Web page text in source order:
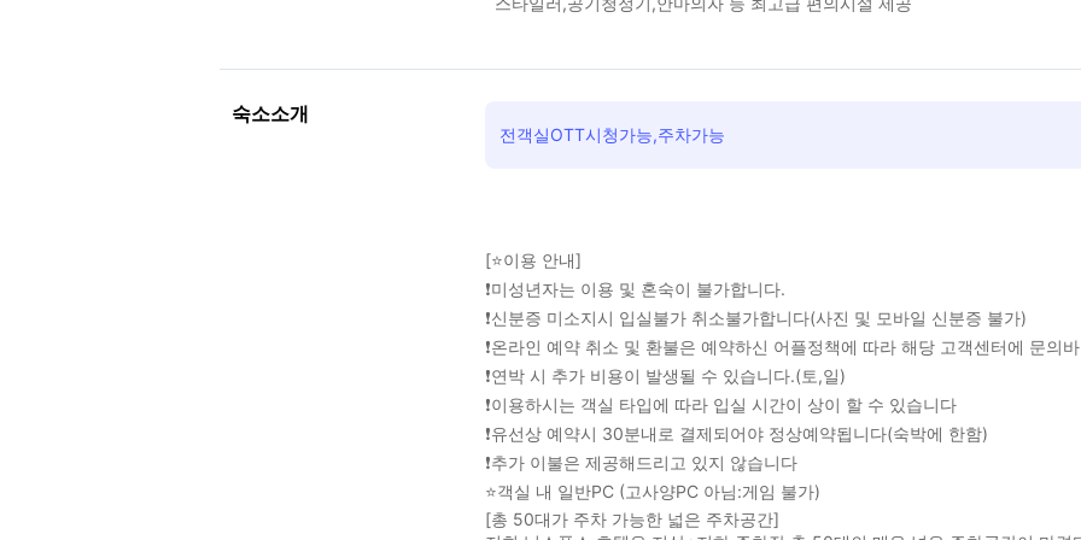
숙소소개
전객실OTT시청가능,주차가능
[⭐이용 안내]
❗️미성년자는 이용 및 혼숙이 불가합니다.
❗️신분증 미소지시 입실불가 취소불가합니다(사진 및 모바일 신분증 불가)
❗️온라인 예약 취소 및 환불은 예약하신 어플정책에 따라 해당 고객센터에 문의
❗️연박 시 추가 비용이 발생될 수 있습니다.(토,일)
❗️이용하시는 객실 타입에 따라 입실 시간이 상이 할 수 있습니다
❗️유선상 예약시 30분내로 결제되어야 정상예약됩니다(숙박에 한함)
❗️추가 이불은 제공해드리고 있지 않습니다
⭐객실 내 일반PC (고사양PC 아님:게임 불가)
[총 50대가 주차 가능한 넓은 주차공간]